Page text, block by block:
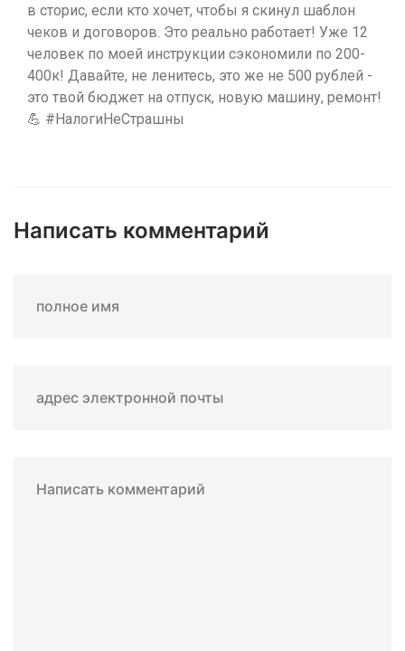
в сторис, если кто хочет, чтобы я скинул шаблон
чеков и договоров. Это реально работает! Уже 12
человек по моей инструкции сэкономили по 200-
400к! Давайте, не ленитесь, это же не 500 рублей -
это твой бюджет на отпуск, новую машину, ремонт!
💪 #НалогиНеСтрашны
Написать комментарий
полное имя
адрес электронной почты
Написать комментарий